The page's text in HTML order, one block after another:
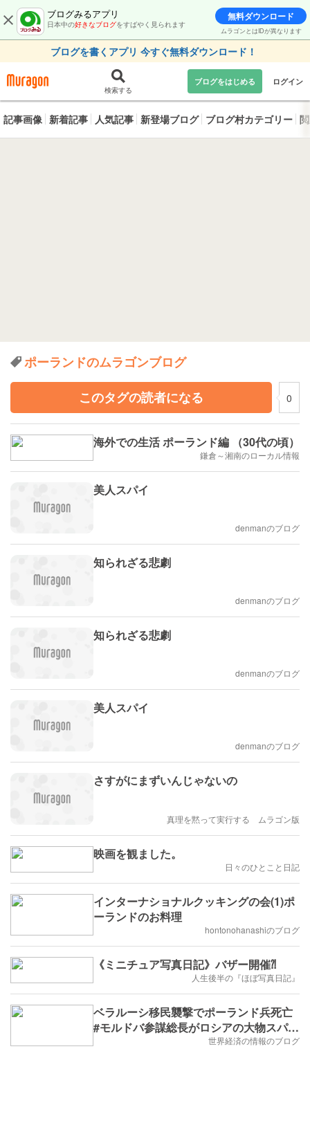
ブログみるアプリ
日本中の好きなブログをすばやく見られます
無料ダウンロード
ムラゴンとはIDが異なります
ブログを書くアプリ 今すぐ無料ダウンロード！
検索する
ブログをはじめる ログイン
記事画像 新着記事 人気記事 新登場ブログ ブログ村カテゴリー
ポーランドのムラゴンブログ
このタグの読者になる
0
海外での生活 ポーランド編 （30代の頃）
鎌倉～湘南のローカル情報
美人スパイ
denmanのブログ
知られざる悲劇
denmanのブログ
知られざる悲劇
denmanのブログ
美人スパイ
denmanのブログ
さすがにまずいんじゃないの
真理を黙って実行する ムラゴン版
映画を観ました。
日々のひとこと日記
インターナショナルクッキングの会(1)ポ
ーランドのお料理
hontonohanashiのブログ
《ミニチュア写真日記》バザー開催⁈
人生後半の『ほぼ写真日記』
ベラルーシ移民襲撃でポーランド兵死亡
#モルドバ参謀総長がロシアの大物スパイ
世界経済の情報のブログ